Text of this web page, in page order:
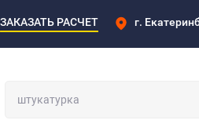
ЗАКАЗАТЬ РАСЧЕТ г.